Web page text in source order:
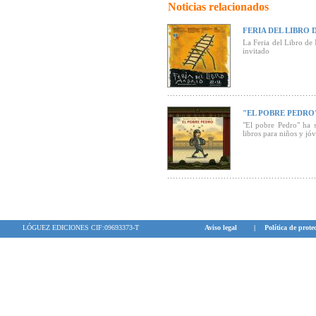
* Troisdorfer
"El Pobre
(Bienvenidos a
Noticias relacionados
FERIA DEL LIBRO
La Feria del Libro de
invitado
"EL POBRE
"El pobre Pedro" ha
libros para niños y
LÓGUEZ EDICIONES CIF:09693373-T Aviso legal | Política de